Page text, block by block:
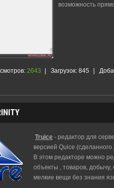
возможность
2643 | Загрузок: 845 |
Truice - редактор для
версией Quice
В этом редакторе можно
объекты , товаров,
мелкие вещи без знания